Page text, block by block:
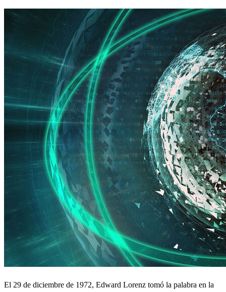
El 29 de diciembre de 1972, Edward Lorenz tomó la palabra en la